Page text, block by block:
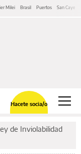
Milei Brasil Puertos San
Hacete socia/o
de Inviolabilidad